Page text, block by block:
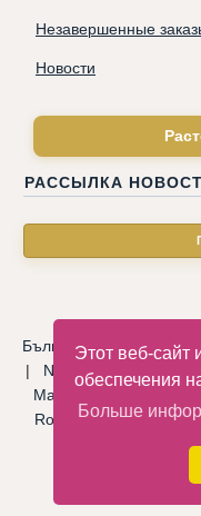
Этот веб-сайт
обеспечения
Больше
Незавершенные
Новости
РАССЫЛКА
Български|Català|
| Nederlandse
Magyar
Română|Русский|
Español